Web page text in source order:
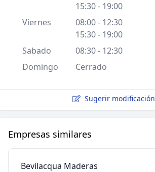
15:30 - 19:00
Viernes
08:00 - 12:30
15:30 - 19:00
Sabado
08:30 - 12:30
Domingo
Cerrado
Sugerir modificación
Empresas similares
Bevilacqua Maderas